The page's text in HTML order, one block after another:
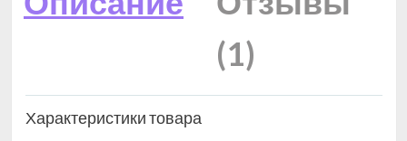
(1)
Характеристики товара